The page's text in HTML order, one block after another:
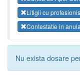
Litigii cu
Contestatie in
Nu exista dosare